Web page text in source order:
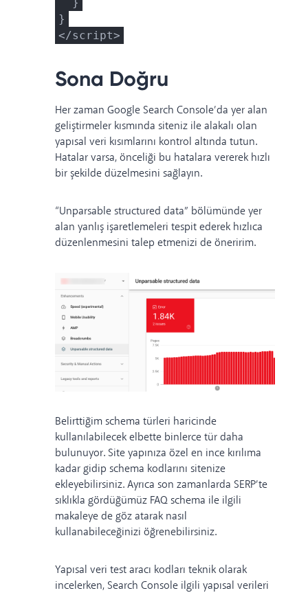
}
</script>
Sona Doğru
Her zaman Google Search Console’da yer alan
geliştirmeler kısmında siteniz ile alakalı olan
yapısal veri kısımlarını kontrol altında tutun.
Hatalar varsa, önceliği bu hatalara vererek hızlı
bir şekilde düzelmesini sağlayın.
“Unparsable structured data” bölümünde yer
alan yanlış işaretlemeleri tespit ederek hızlıca
düzenlenmesini talep etmenizi de öneririm.
Belirttiğim schema türleri haricinde
kullanılabilecek elbette binlerce tür daha
bulunuyor. Site yapınıza özel en ince kırılıma
kadar gidip schema kodlarını sitenize
ekleyebilirsiniz. Ayrıca son zamanlarda SERP’te
sıklıkla gördüğümüz FAQ schema ile ilgili
makaleye de göz atarak nasıl
kullanabileceğinizi öğrenebilirsiniz.
Yapısal veri test aracı kodları teknik olarak
incelerken, Search Console ilgili yapısal verileri